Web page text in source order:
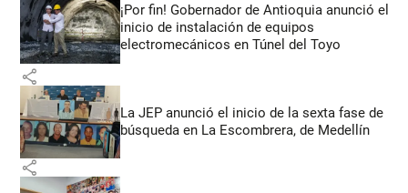
¡Por fin! Gobernador de Antioquia anunció el
inicio de instalación de equipos
electromecánicos en Túnel del Toyo
share
La JEP anunció el inicio de la sexta fase de
búsqueda en La Escombrera, de Medellín
share